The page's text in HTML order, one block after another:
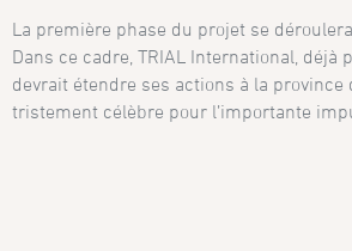
La première phase du projet se
Dans ce cadre, TRIAL International, déjà
devrait étendre ses actions à la province
tristement célèbre pour l’importante